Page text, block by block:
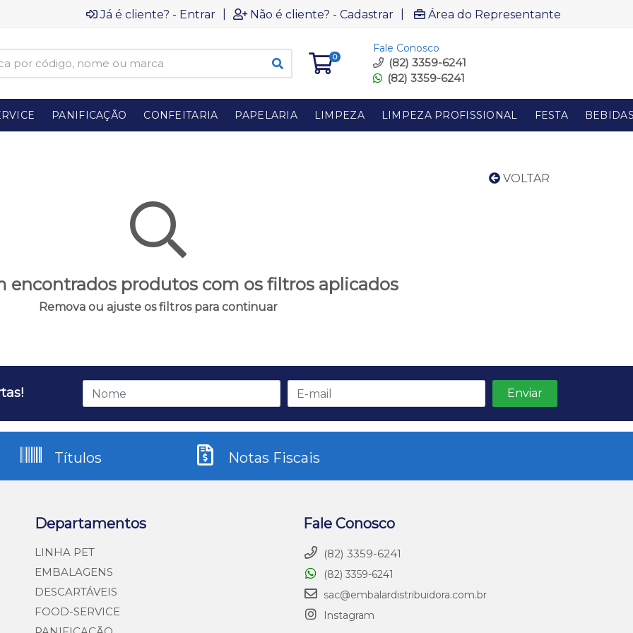
Já é cliente? - Entrar Não é cliente? - Cadastrar Área do Representante
0
Fale Conosco
(82) 3359-6241
(82) 3359-6241
PANIFICAÇÃO CONFEITARIA PAPELARIA LIMPEZA LIMPEZA PROFISSIONAL FESTA
VOLTAR
encontrados produtos com os filtros aplicados
Remova ou ajuste os filtros para continuar
Títulos Notas Fiscais
Departamentos
LINHA PET
EMBALAGENS
DESCARTÁVEIS
FOOD-SERVICE
Fale Conosco
(82) 3359-6241
(82) 3359-6241
sac@embalardistribuidora.com.br
Instagram